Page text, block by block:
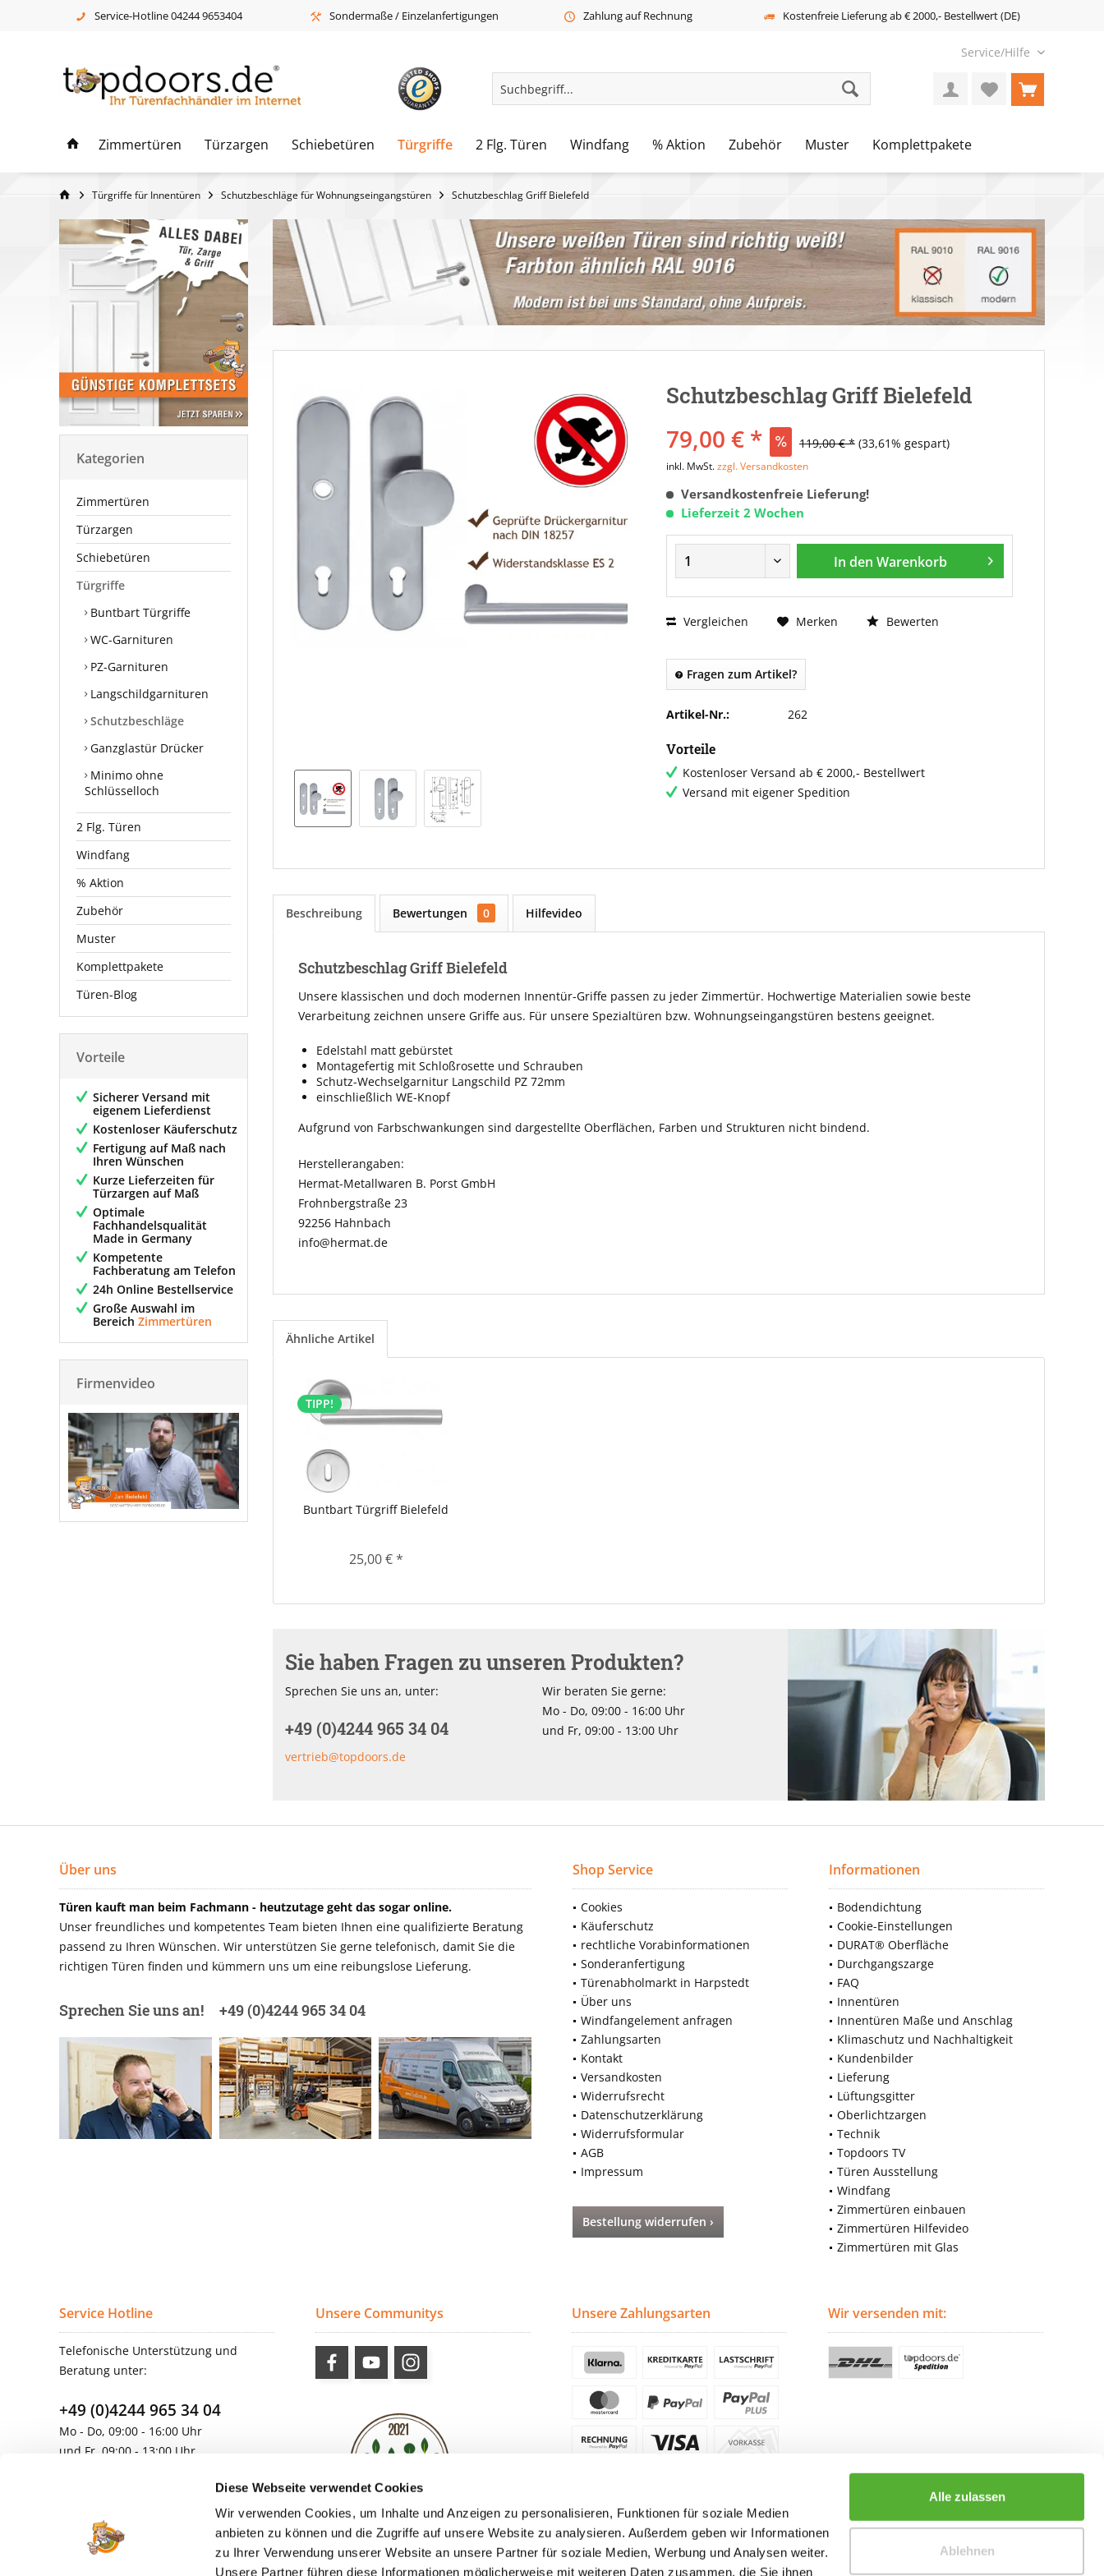
Diese Webseite verwendet Cookies
Wir verwenden Cookies, um Inhalte und Anzeigen zu personalisieren, Funktionen für soziale Medien
anbieten zu können und die Zugriffe auf unsere Website zu analysieren. Außerdem geben wir Informationen
zu Ihrer Verwendung unserer Website an unsere Partner für soziale Medien, Werbung und Analysen weiter.
Unsere Partner führen diese Informationen möglicherweise mit weiteren Daten zusammen, die Sie ihnen
Alle zulassen
Ablehnen
Service-Hotline 04244 9653404 Sondermaße / Einzelanfertigungen Zahlung auf Rechnung Kostenfreie Lieferung ab € 2000,- Bestellwert (DE)
Service/Hilfe
Zimmertüren Türzargen Schiebetüren Türgriffe 2 Flg. Türen Windfang % Aktion Zubehör Muster Komplettpakete
Türgriffe für Innentüren Schutzbeschläge für Wohnungseingangstüren Schutzbeschlag Griff Bielefeld
Kategorien
Zimmertüren
Türzargen
Schiebetüren
Türgriffe
Buntbart Türgriffe
WC-Garnituren
PZ-Garnituren
Langschildgarnituren
Schutzbeschläge
Ganzglastür Drücker
Minimo ohne
Schlüsselloch
2 Flg. Türen
Windfang
% Aktion
Zubehör
Muster
Komplettpakete
Türen-Blog
Vorteile
Sicherer Versand mit
eigenem Lieferdienst
Kostenloser Käuferschutz
Fertigung auf Maß nach
Ihren Wünschen
Kurze Lieferzeiten für
Türzargen auf Maß
Optimale
Fachhandelsqualität
Made in Germany
Kompetente
Fachberatung am Telefon
24h Online Bestellservice
Große Auswahl im
Bereich Zimmertüren
Firmenvideo
Schutzbeschlag Griff Bielefeld
79,00 € * 119,00 € * (33,61% gespart)
inkl. MwSt.zzgl. Versandkosten
Versandkostenfreie Lieferung!
Lieferzeit 2 Wochen
In den Warenkorb
Vergleichen Merken Bewerten
Fragen zum Artikel?
Artikel-Nr.: 262
Vorteile
Kostenloser Versand ab € 2000,- Bestellwert
Versand mit eigener Spedition
Beschreibung Bewertungen 0 Hilfevideo
Schutzbeschlag Griff Bielefeld
Unsere klassischen und doch modernen Innentür-Griffe passen zu jeder Zimmertür. Hochwertige Materialien sowie beste
Verarbeitung zeichnen unsere Griffe aus. Für unsere Spezialtüren bzw. Wohnungseingangstüren bestens geeignet.
Edelstahl matt gebürstet
Montagefertig mit Schloßrosette und Schrauben
Schutz-Wechselgarnitur Langschild PZ 72mm
einschließlich WE-Knopf
Aufgrund von Farbschwankungen sind dargestellte Oberflächen, Farben und Strukturen nicht bindend.
Herstellerangaben:
Hermat-Metallwaren B. Porst GmbH
Frohnbergstraße 23
92256 Hahnbach
info@hermat.de
Ähnliche Artikel
TIPP!
Buntbart Türgriff Bielefeld
25,00 € *
Sie haben Fragen zu unseren Produkten?
Sprechen Sie uns an, unter:
+49 (0)4244 965 34 04
vertrieb@topdoors.de
Wir beraten Sie gerne:
Mo - Do, 09:00 - 16:00 Uhr
und Fr, 09:00 - 13:00 Uhr
Über uns
Türen kauft man beim Fachmann - heutzutage geht das sogar online.
Unser freundliches und kompetentes Team bieten Ihnen eine qualifizierte Beratung
passend zu Ihren Wünschen. Wir unterstützen Sie gerne telefonisch, damit Sie die
richtigen Türen finden und kümmern uns um eine reibungslose Lieferung.
Sprechen Sie uns an! +49 (0)4244 965 34 04
Shop Service
Cookies
Käuferschutz
rechtliche Vorabinformationen
Sonderanfertigung
Türenabholmarkt in Harpstedt
Über uns
Windfangelement anfragen
Zahlungsarten
Kontakt
Versandkosten
Widerrufsrecht
Datenschutzerklärung
Widerrufsformular
AGB
Impressum
Bestellung widerrufen ›
Informationen
Bodendichtung
Cookie-Einstellungen
DURAT® Oberfläche
Durchgangszarge
FAQ
Innentüren
Innentüren Maße und Anschlag
Klimaschutz und Nachhaltigkeit
Kundenbilder
Lieferung
Lüftungsgitter
Oberlichtzargen
Technik
Topdoors TV
Türen Ausstellung
Windfang
Zimmertüren einbauen
Zimmertüren Hilfevideo
Zimmertüren mit Glas
Service Hotline
Telefonische Unterstützung und
Beratung unter:
+49 (0)4244 965 34 04
Mo - Do, 09:00 - 16:00 Uhr
und Fr, 09:00 - 13:00 Uhr
Unsere Communitys Unsere Zahlungsarten Wir versenden mit: